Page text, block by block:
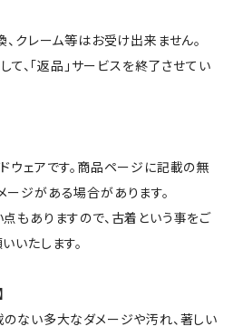
、クレーム等はお受け出来ません。
、「返品」サービスを終了させてい
ウェアです。商品ページに記載の無
ジがある場合があります。
もありますので、古着という事をご
いたします。
ない多大なダメージや汚れ、著しい